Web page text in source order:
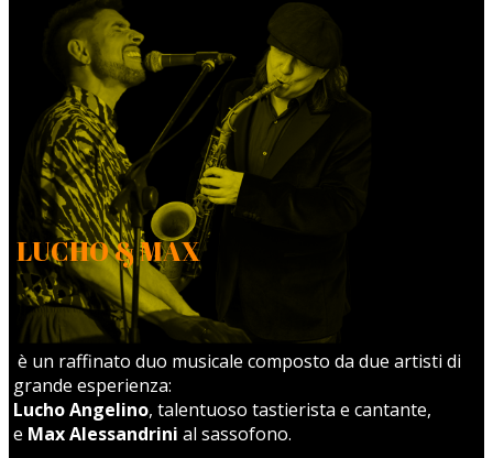
LUCHO & MAX
è un raffinato duo musicale composto da due artisti di
grande esperienza:
Lucho Angelino, talentuoso tastierista e cantante,
e Max Alessandrini al sassofono.